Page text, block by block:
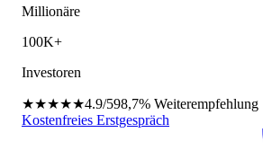
Millionäre
100K+
Investoren
★★★★★4.9/598,7% Weiterempfehlung
Kostenfreies Erstgespräch